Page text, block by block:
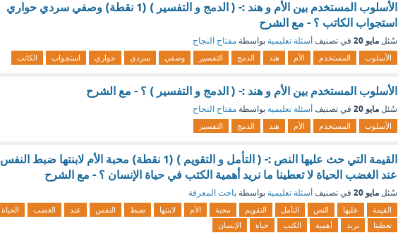
الأسلوب المستخدم بين الأم و هند :- ( الدمج و التفسير ) (1 نقطة) وصفي سردي حواري
استجواب الكاتب ؟ - مع الشرح
سُئل مايو 20 في تصنيف أسئلة تعليمية بواسطة مفتاح النجاح
الأسلوب المستخدم الأم هند الدمج التفسير وصفي سردي حواري استجواب الكاتب
الأسلوب المستخدم بين الأم و هند :- ( الدمج و التفسير ) ؟ - مع الشرح
سُئل مايو 20 في تصنيف أسئلة تعليمية بواسطة مفتاح النجاح
الأسلوب المستخدم الأم هند الدمج التفسير
القيمة التي حث عليها النص :- ( التأمل و التقويم ) (1 نقطة) محبة الأم لابنتها ضبط النفس
عند الغضب الحياة لا تعطينا ما نريد أهمية الكتب في حياة الإنسان ؟ - مع الشرح
سُئل مايو 20 في تصنيف أسئلة تعليمية بواسطة باحث المعرفة
القيمة عليها النص التأمل التقويم محبة الأم لابنتها ضبط النفس عند الغضب
الحياة
تعطينا
نريد أهمية الكتب حياة الإنسان